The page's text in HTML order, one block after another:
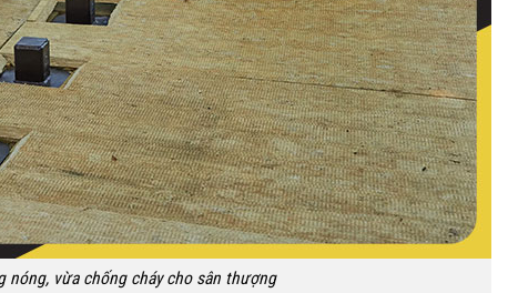
nóng, vừa chống cháy cho sân thượng